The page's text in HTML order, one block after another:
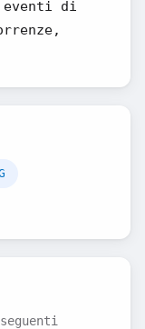
eventi di